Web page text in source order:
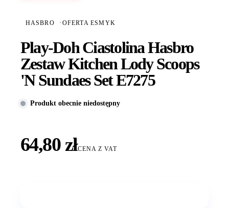
HASBRO · OFERTA ESMYK
Play-Doh Ciastolina Hasbro
Zestaw Kitchen Lody Scoops
'N Sundaes Set E7275
Produkt obecnie niedostępny
64,80 złCENA Z VAT